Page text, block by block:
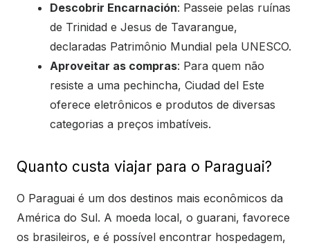
Descobrir Encarnación: Passeie pelas ruínas
de Trinidad e Jesus de Tavarangue,
declaradas Patrimônio Mundial pela UNESCO.
Aproveitar as compras: Para quem não
resiste a uma pechincha, Ciudad del Este
oferece eletrônicos e produtos de diversas
categorias a preços imbatíveis.
Quanto custa viajar para o Paraguai?
O Paraguai é um dos destinos mais econômicos da
América do Sul. A moeda local, o guarani, favorece
os brasileiros, e é possível encontrar hospedagem,